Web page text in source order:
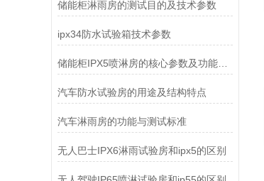
储能柜淋雨房的测试目的及技术参数
ipx34防水试验箱技术参数
储能柜IPX5喷淋房的核心参数及功能特点
汽车防水试验房的用途及结构特点
汽车淋雨房的功能与测试标准
无人巴士IPX6淋雨试验房和ipx5的区别